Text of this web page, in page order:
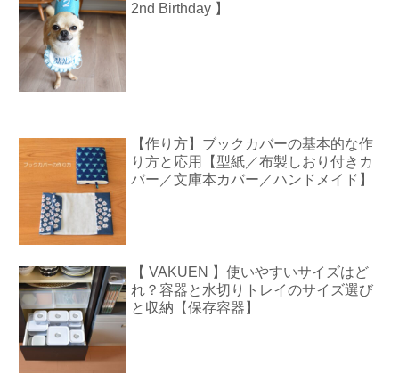
2nd Birthday 】
【作り方】ブックカバーの基本的な作
り方と応用【型紙／布製しおり付きカ
バー／文庫本カバー／ハンドメイド】
【 VAKUEN 】使いやすいサイズはど
れ？容器と水切りトレイのサイズ選び
と収納【保存容器】